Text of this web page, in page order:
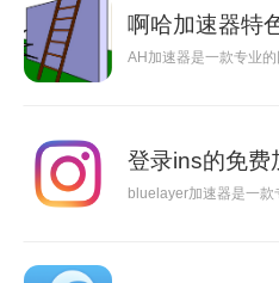
啊哈加速器特
AH加速器是一款专业
登录ins的免费
bluelayer加速器是一款